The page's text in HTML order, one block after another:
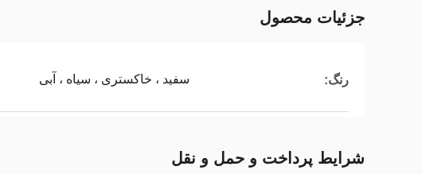
جزئیات محصول
رنگ: سفید ، خاکستری ، سیاه ، آبی
شرایط پرداخت و حمل و نقل